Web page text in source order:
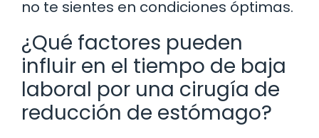
no te sientes en condiciones óptimas.
¿Qué factores pueden
influir en el tiempo de baja
laboral por una cirugía de
reducción de estómago?